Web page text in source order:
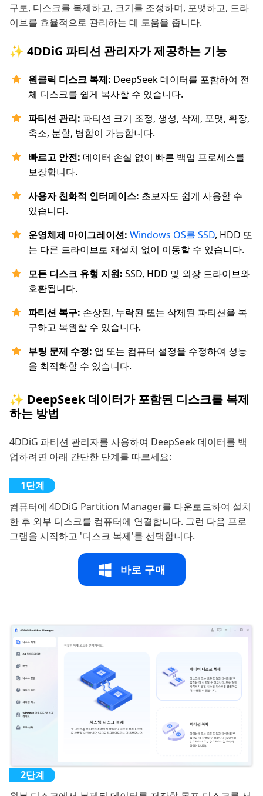
구로, 디스크를 복제하고, 크기를 조정하며, 포맷하고, 드라
이브를 효율적으로 관리하는 데 도움을 줍니다.
✨ 4DDiG 파티션 관리자가 제공하는 기능
원클릭 디스크 복제: DeepSeek 데이터를 포함하여 전
체 디스크를 쉽게 복사할 수 있습니다.
파티션 관리: 파티션 크기 조정, 생성, 삭제, 포맷, 확장,
축소, 분할, 병합이 가능합니다.
빠르고 안전: 데이터 손실 없이 빠른 백업 프로세스를
보장합니다.
사용자 친화적 인터페이스: 초보자도 쉽게 사용할 수
있습니다.
운영체제 마이그레이션: Windows OS를 SSD, HDD 또
는 다른 드라이브로 재설치 없이 이동할 수 있습니다.
모든 디스크 유형 지원: SSD, HDD 및 외장 드라이브와
호환됩니다.
파티션 복구: 손상된, 누락된 또는 삭제된 파티션을 복
구하고 복원할 수 있습니다.
부팅 문제 수정: 앱 또는 컴퓨터 설정을 수정하여 성능
을 최적화할 수 있습니다.
✨ DeepSeek 데이터가 포함된 디스크를 복제
하는 방법
4DDiG 파티션 관리자를 사용하여 DeepSeek 데이터를 백
업하려면 아래 간단한 단계를 따르세요:
컴퓨터에 4DDiG Partition Manager를 다운로드하여 설치
한 후 외부 디스크를 컴퓨터에 연결합니다. 그런 다음 프로
그램을 시작하고 '디스크 복제'를 선택합니다.
바로 구매